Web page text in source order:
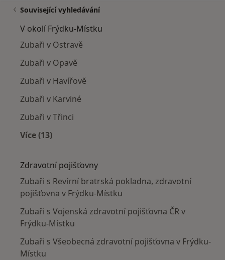
Související vyhledávání
V okolí Frýdku-Místku
Zubaři v Ostravě
Zubaři v Opavě
Zubaři v Havířově
Zubaři v Karviné
Zubaři v Třinci
Více (13)
Zdravotní pojišťovny
Zubaři s Revírní bratrská pokladna, zdravotní
pojišťovna v Frýdku-Místku
Zubaři s Vojenská zdravotní pojišťovna ČR v
Frýdku-Místku
Zubaři s Všeobecná zdravotní pojišťovna v Frýdku-
Místku